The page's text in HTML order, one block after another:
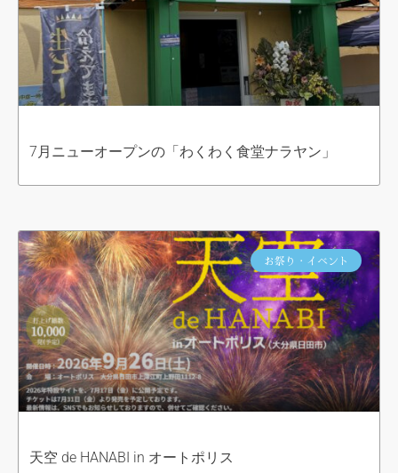
7月ニューオープンの「わくわく食堂ナラヤン」
お祭り・イベント
天空 de HANABI in オートポリス